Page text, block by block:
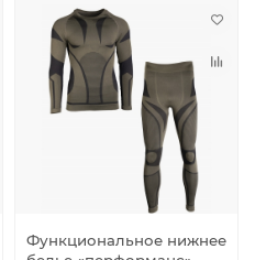
Функциональное нижнее